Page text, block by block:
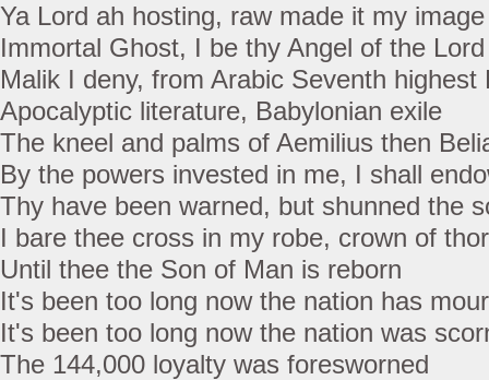
Ya Lord ah hosting, raw made it my
Immortal Ghost, I be thy Angel of the Lord
Malik I deny, from Arabic Seventh highest
Apocalyptic literature, Babylonian exile
The kneel and palms of Aemilius then
By the powers invested in me, I shall
Thy have been warned, but shunned the
I bare thee cross in my robe, crown of
Until thee the Son of Man is reborn
It's been too long now the nation has
It's been too long now the nation was
The 144,000 loyalty was foresworned